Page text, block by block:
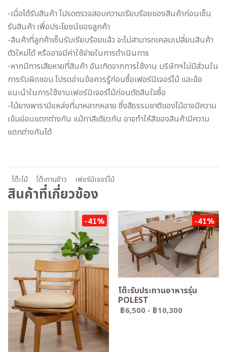
-เมื่อได้รับสินค้า โปรดตรวจสอบความเรียบร้อยของสินค้าก่อนเซ็น
รับสินค้า เพื่อประโยชน์ของลูกค้า
-สินค้าที่ลูกค้าเซ็นรับเรียบร้อยแล้ว จะไม่สามารถเคลมเปลี่ยนสินค้า
ตัวใหม่ได้ หรืออาจมีค่าใช้จ่ายในการดำเนินการ
-หากมีการเสียหายที่สินค้า อันเกิดจากการใช้งาน บริษัทฯไม่มีส่วนใน
การรับผิดชอบ โปรดอ่านข้อควรรู้ก่อนซื้อเฟอร์นิเจอร์ไม้ และข้อ
แนะนำในการใช้งานเฟอร์นิเจอร์ไม้ก่อนตัดสินใจซื้อ
-ไม้ยางพารามีแหล่งที่มาหลากหลาย ซึ่งสีธรรมชาติของไม้อาจมีความ
เข้มอ่อนแตกต่างกัน แม้ทาสีเดียวกัน อาจทำให้สีของสินค้ามีความ
แตกต่างกันได้
โต๊ะไม้ โต๊ะทานข้าว เฟอร์นิเจอร์ไม้
สินค้าที่เกี่ยวข้อง
-41% -41%
โต๊ะรับประทานอาหารรุ่น
POLEST
฿6,500 - ฿10,300